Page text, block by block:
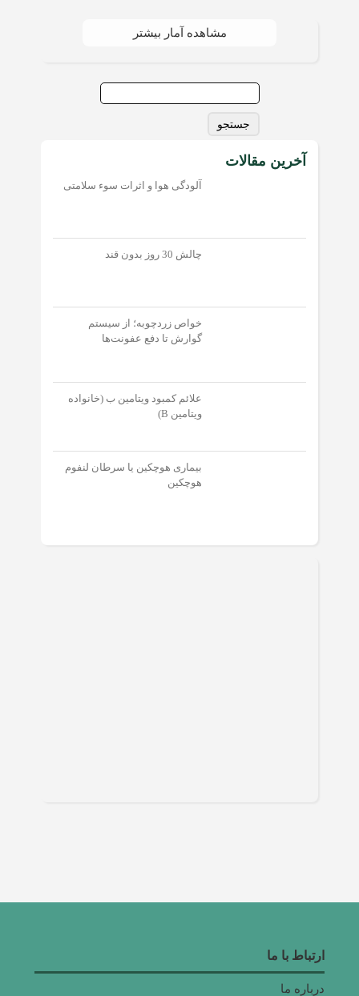
مشاهده آمار بیشتر
جستجو
برای:
آخرین مقالات
آلودگی هوا و اثرات سوء سلامتی
چالش 30 روز بدون قند
خواص زردچوبه؛ از سیستم
گوارش تا دفع عفونت‌‌ها
علائم کمبود ویتامین ب (خانواده
ویتامین B)
بیماری هوچکین یا سرطان لنفوم
هوچکین
ارتباط با ما
درباره ما